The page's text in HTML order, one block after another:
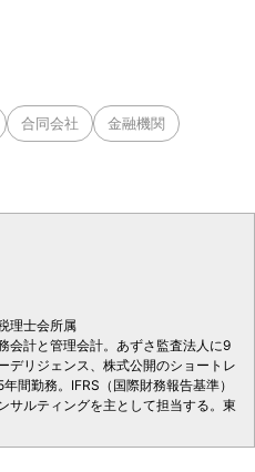
合同会社 金融機関
理士会所属
会計と管理会計。あずさ監査法人に9
デリジェンス、株式公開のショートレ
間勤務。IFRS（国際財務報告基準）
サルティングを主として担当する。東